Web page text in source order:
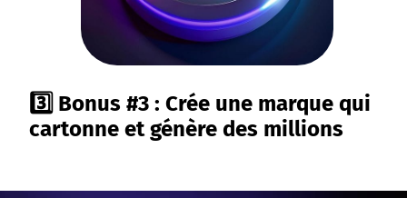
3️⃣ Bonus #3 : Crée une marque qui
cartonne et génère des millions